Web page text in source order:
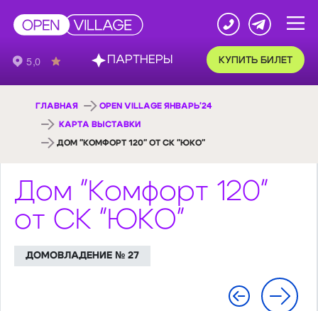
КУПИТЬ БИЛЕТ
ГЛАВНАЯ OPEN VILLAGE ЯНВАРЬ'24
КАРТА ВЫСТАВКИ
ДОМ "КОМФОРТ 120" ОТ СК "ЮКО"
Дом "Комфорт 120"
от СК "ЮКО"
ДОМОВЛАДЕНИЕ № 27